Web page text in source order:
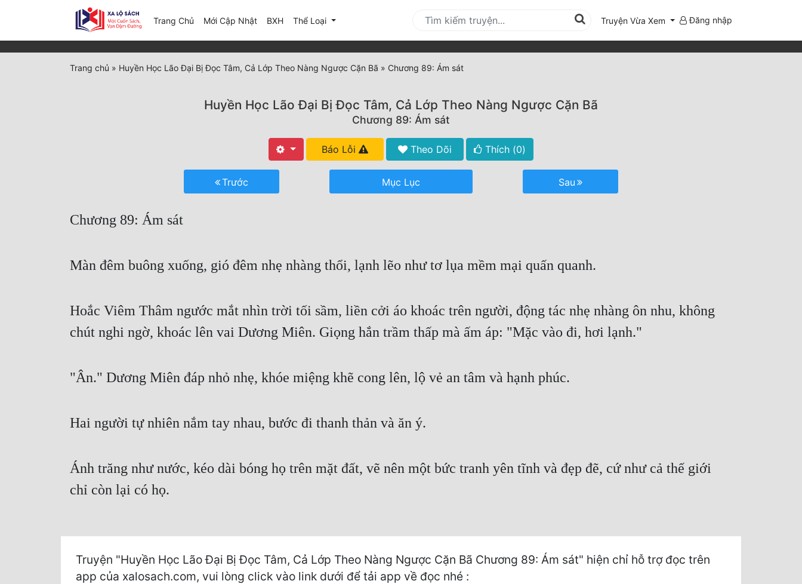
Trang Chủ Mới Cập Nhật(current)
BXH Thể Loại Truyện Vừa Xem Đăng nhập
Trang chủ » Huyền Học Lão Đại Bị Đọc Tâm, Cả Lớp Theo Nàng Ngược Cặn Bã » Chương 89: Ám sát
Huyền Học Lão Đại Bị Đọc Tâm, Cả Lớp Theo Nàng Ngược Cặn Bã
Chương 89: Ám sát
Báo Lỗi Theo Dõi Thích (0)
Trước Mục Lục Sau
Chương 89: Ám sát
Màn đêm buông xuống, gió đêm nhẹ nhàng thổi, lạnh lẽo như tơ lụa mềm mại quấn quanh.
Hoắc Viêm Thâm ngước mắt nhìn trời tối sầm, liền cởi áo khoác trên người, động tác nhẹ nhàng ôn nhu, không
chút nghi ngờ, khoác lên vai Dương Miên. Giọng hắn trầm thấp mà ấm áp: "Mặc vào đi, hơi lạnh."
"Ân." Dương Miên đáp nhỏ nhẹ, khóe miệng khẽ cong lên, lộ vẻ an tâm và hạnh phúc.
Hai người tự nhiên nắm tay nhau, bước đi thanh thản và ăn ý.
Ánh trăng như nước, kéo dài bóng họ trên mặt đất, vẽ nên một bức tranh yên tĩnh và đẹp đẽ, cứ như cả thế giới
chỉ còn lại có họ.
Truyện "Huyền Học Lão Đại Bị Đọc Tâm, Cả Lớp Theo Nàng Ngược Cặn Bã Chương 89: Ám sát" hiện chỉ hỗ trợ đọc trên
app của xalosach.com, vui lòng click vào link dưới để tải app về đọc nhé :